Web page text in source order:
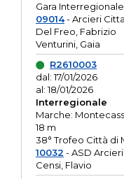
Gara Interregionale
09014- Arcieri
Del Freo, Fabrizio
Venturini, Gaia
R2610003
dal: 17/01/2026
al: 18/01/2026
Interregionale
Marche:
18 m
38° Trofeo Città di
10032 - ASD
Censi, Flavio